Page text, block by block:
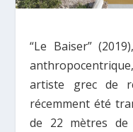
“Le Baiser”
artiste grec de
récemment été
de 22 mètres